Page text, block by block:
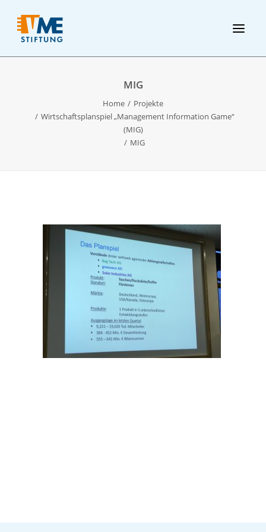
MIG
Home
Projekte
Wirtschaftsplanspiel „Management Information Game“
(MIG)
MIG